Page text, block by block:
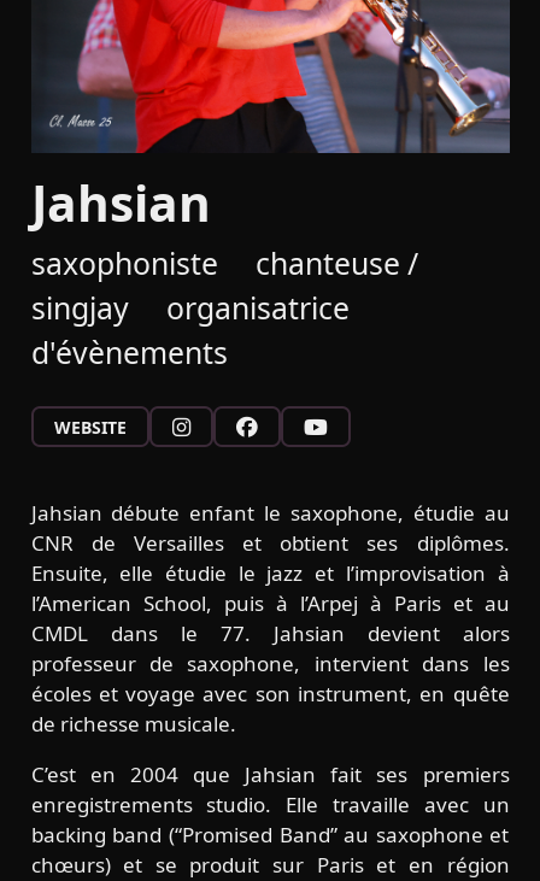
Jahsian
saxophoniste
chanteuse /
singjay
organisatrice
d'évènements
WEBSITE
Jahsian débute enfant le saxophone, étudie au
CNR de Versailles et obtient ses diplômes.
Ensuite, elle étudie le jazz et l’improvisation à
l’American School, puis à l’Arpej à Paris et au
CMDL dans le 77. Jahsian devient alors
professeur de saxophone, intervient dans les
écoles et voyage avec son instrument, en quête
de richesse musicale.
C’est en 2004 que Jahsian fait ses premiers
enregistrements studio. Elle travaille avec un
backing band (“Promised Band” au saxophone et
chœurs) et se produit sur Paris et en région